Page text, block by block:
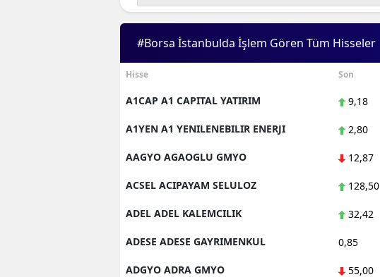
#Borsa İstanbulda İşlem Gören Tüm Hisseler
Hisse Son
A1CAP A1 CAPITAL YATIRIM 9,18
A1YEN A1 YENILENEBILIR ENERJI 2,80
AAGYO AGAOGLU GMYO 12,87
ACSEL ACIPAYAM SELULOZ 128,50
ADEL ADEL KALEMCILIK 32,42
ADESE ADESE GAYRIMENKUL 0,85
ADGYO ADRA GMYO 55,00